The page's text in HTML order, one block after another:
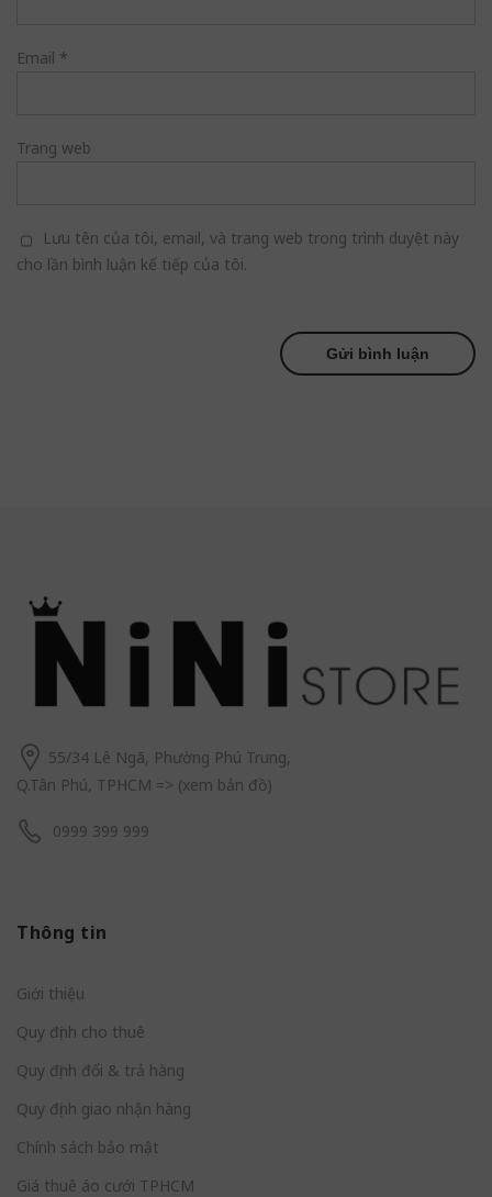
Email *
Trang web
Lưu tên của tôi, email, và trang web trong trình duyệt này
cho lần bình luận kế tiếp của tôi.
55/34 Lê Ngã, Phường Phú Trung,
Q.Tân Phú, TPHCM => (xem bản đồ)
0999 399 999
Thông tin
Giới thiệu
Quy định cho thuê
Quy định đổi & trả hàng
Quy định giao nhận hàng
Chính sách bảo mật
Giá thuê áo cưới TPHCM